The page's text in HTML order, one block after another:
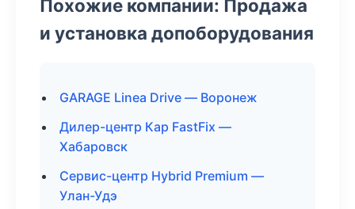
Похожие компании: Продажа
и установка допоборудования
GARAGE Linea Drive — Воронеж
Дилер-центр Кар FastFix —
Хабаровск
Сервис-центр Hybrid Premium —
Улан-Удэ